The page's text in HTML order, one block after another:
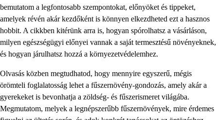
bemutatom a legfontosabb szempontokat, előnyöket és tippeket,
amelyek révén akár kezdőként is könnyen elkezdheted ezt a hasznos
hobbit. A cikkben kitérünk arra is, hogyan spórolhatsz a vásárláson,
milyen egészségügyi előnyei vannak a saját termesztésű növényeknek,
és hogyan járulhatsz hozzá a környezetvédelemhez.
Olvasás közben megtudhatod, hogy mennyire egyszerű, mégis
örömteli foglalatosság lehet a fűszernövény-gondozás, amely akár a
gyerekeket is bevonhatja a zöldség- és fűszerismeret világába.
Megmutatom, melyek a legnépszerűbb fűszernövények, mire érdemes